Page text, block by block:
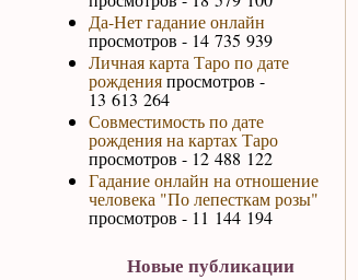
Да-Нет гадание онлайн
просмотров - 14 735 939
Личная карта Таро по дате
рожденияпросмотров -
13 613 264
Совместимость по дате
рождения на картах Таро
просмотров - 12 488 122
Гадание онлайн на отношение
человека "По лепесткам розы"
просмотров - 11 144 194
Новые публикации